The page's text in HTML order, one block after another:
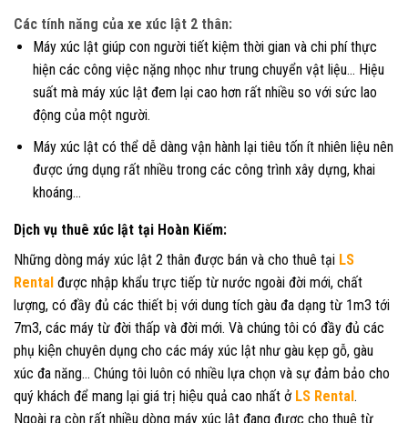
Các tính năng của xe xúc lật 2 thân:
Máy xúc lật giúp con người tiết kiệm thời gian và chi phí thực
hiện các công việc nặng nhọc như trung chuyển vật liệu… Hiệu
suất mà máy xúc lật đem lại cao hơn rất nhiều so với sức lao
động của một người.
Máy xúc lật có thể dễ dàng vận hành lại tiêu tốn ít nhiên liệu nên
được ứng dụng rất nhiều trong các công trình xây dựng, khai
khoáng…
Dịch vụ thuê xúc lật tại Hoàn Kiếm:
Những dòng máy xúc lật 2 thân được bán và cho thuê tại LS
Rental được nhập khẩu trực tiếp từ nước ngoài đời mới, chất
lượng, có đầy đủ các thiết bị với dung tích gàu đa dạng từ 1m3 tới
7m3, các máy từ đời thấp và đời mới. Và chúng tôi có đầy đủ các
phụ kiện chuyên dụng cho các máy xúc lật như gàu kẹp gỗ, gàu
xúc đa năng… Chúng tôi luôn có nhiều lựa chọn và sự đảm bảo cho
quý khách để mang lại giá trị hiệu quả cao nhất ở LS Rental.
Ngoài ra còn rất nhiều dòng máy xúc lật đang được cho thuê từ